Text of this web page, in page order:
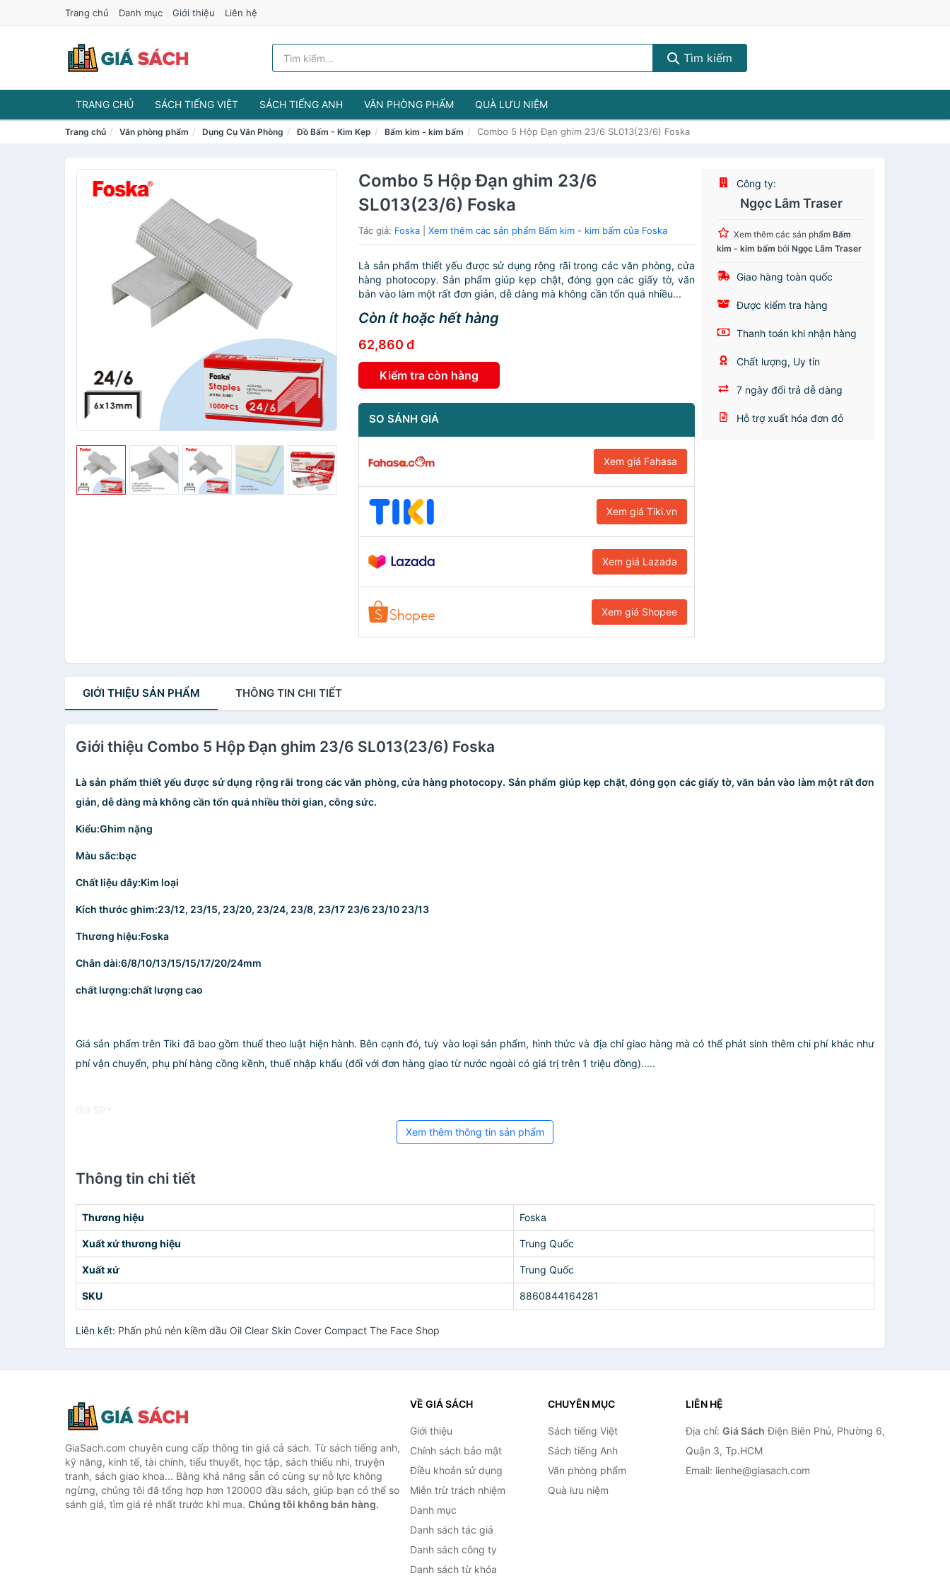
Trang chủ Danh mục Giới thiệu Liên hệ
Tìm kiếm
TRANG CHỦ SÁCH TIẾNG VIỆT SÁCH TIẾNG ANH VĂN PHÒNG PHẨM QUÀ LƯU NIỆM
Trang chủ Văn phòng phẩm Dụng Cụ Văn Phòng Đồ Bấm - Kim Kẹp Bấm kim - kim bấm Combo 5 Hộp Đạn ghim 23/6 SL013(23/6) Foska
Combo 5 Hộp Đạn ghim 23/6
SL013(23/6) Foska
Tác giả: Foska |Xem thêm các sản phẩm Bấm kim - kim bấm của Foska
Là sản phẩm thiết yếu được sử dụng rộng rãi trong các văn phòng, cửa
hàng photocopy. Sản phẩm giúp kẹp chặt, đóng gọn các giấy tờ, văn
bản vào làm một rất đơn giản, dễ dàng mà không cần tốn quá nhiều...
Còn ít hoặc hết hàng
62,860 đ
Kiểm tra còn hàng
SO SÁNH GIÁ
Xem giá Fahasa
Xem giá Tiki.vn
Xem giá Lazada
Xem giá Shopee
Công ty:
Ngọc Lâm Traser
Xem thêm các sản phẩmBấm
kim - kim bấm bởiNgọc Lâm Traser
Giao hàng toàn quốc
Được kiểm tra hàng
Thanh toán khi nhận hàng
Chất lượng, Uy tín
7 ngày đổi trả dễ dàng
Hỗ trợ xuất hóa đơn đỏ
GIỚI THIỆU SẢN PHẨM THÔNG TIN CHI TIẾT
Giới thiệu Combo 5 Hộp Đạn ghim 23/6 SL013(23/6) Foska
Là sản phẩm thiết yếu được sử dụng rộng rãi trong các văn phòng, cửa hàng photocopy. Sản phẩm giúp kẹp chặt, đóng gọn các giấy tờ, văn bản vào làm một rất đơn
giản, dễ dàng mà không cần tốn quá nhiều thời gian, công sức.
Kiểu:Ghim nặng
Màu sắc:bạc
Chất liệu dây:Kim loại
Kích thước ghim:23/12, 23/15, 23/20, 23/24, 23/8, 23/17 23/6 23/10 23/13
Thương hiệu:Foska
Chân dài:6/8/10/13/15/15/17/20/24mm
chất lượng:chất lượng cao
Giá sản phẩm trên Tiki đã bao gồm thuế theo luật hiện hành. Bên cạnh đó, tuỳ vào loại sản phẩm, hình thức và địa chỉ giao hàng mà có thể phát sinh thêm chi phí khác như
phí vận chuyển, phụ phí hàng cồng kềnh, thuế nhập khẩu (đối với đơn hàng giao từ nước ngoài có giá trị trên 1 triệu đồng).....
Giá SPY
Xem thêm thông tin sản phẩm
Thông tin chi tiết
Thương hiệu Foska
Xuất xứ thương hiệu Trung Quốc
Xuất xứ Trung Quốc
SKU 8860844164281
Liên kết: Phấn phủ nén kiềm dầu Oil Clear Skin Cover Compact The Face Shop
GiaSach.com chuyên cung cấp thông tin giá cả sách. Từ sách tiếng anh,
kỹ năng, kinh tế, tài chính, tiểu thuyết, học tập, sách thiếu nhi, truyện
tranh, sách giao khoa... Bằng khả năng sẵn có cùng sự nỗ lực không
ngừng, chúng tôi đã tổng hợp hơn 120000 đầu sách, giúp bạn có thể so
sánh giá, tìm giá rẻ nhất trước khi mua. Chúng tôi không bán hàng.
VỀ GIÁ SÁCH
Giới thiệu
Chính sách bảo mật
Điều khoản sử dụng
Miễn trừ trách nhiệm
Danh mục
Danh sách tác giả
Danh sách công ty
Danh sách từ khóa
CHUYÊN MỤC
Sách tiếng Việt
Sách tiếng Anh
Văn phòng phẩm
Quà lưu niệm
LIÊN HỆ
Địa chỉ: Giá Sách Điện Biên Phủ, Phường 6,
Quận 3, Tp.HCM
Email: lienhe@giasach.com